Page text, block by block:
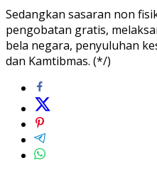
Sedangkan sasaran non
pengobatan gratis,
bela negara, penyuluhan
dan Kamtibmas. (*/)